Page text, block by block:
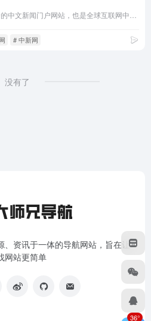
# 中新网
没有了
、资讯于一体的导航网站，旨在让
网站更简单
36°